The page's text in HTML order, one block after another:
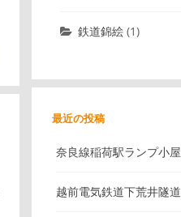
鉄道錦絵 (1)
最近の投稿
奈良線稲荷駅ランプ小屋
越前電気鉄道下荒井隧道